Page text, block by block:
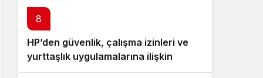
8
HP’den güvenlik, çalışma izinleri ve
yurttaşlık uygulamalarına ilişkin
öneriler